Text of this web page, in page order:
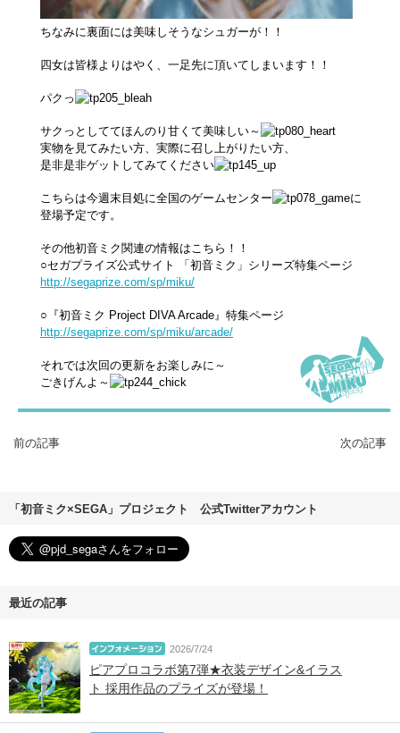
ちなみに裏面には美味しそうなシュガーが！！
四女は皆様よりはやく、一足先に頂いてしまいます！！
パクっ
サクっとしててほんのり甘くて美味しい～
実物を見てみたい方、実際に召し上がりたい方、
是非是非ゲットしてみてください
こちらは今週末目処に全国のゲームセンター
に
登場予定です。
その他初音ミク関連の情報はこちら！！
○セガプライズ公式サイト 「初音ミク」シリーズ特集ページ
http://segaprize.com/sp/miku/
○『初音ミク Project DIVA Arcade』特集ページ
http://segaprize.com/sp/miku/arcade/
それでは次回の更新をお楽しみに～
ごきげんよ～
前の記事 次の記事
「初音ミク×SEGA」プロジェクト 公式Twitterアカウント
最近の記事
2026/7/24
ピアプロコラボ第7弾★衣装デザイン&イラス
ト 採用作品のプライズが登場！